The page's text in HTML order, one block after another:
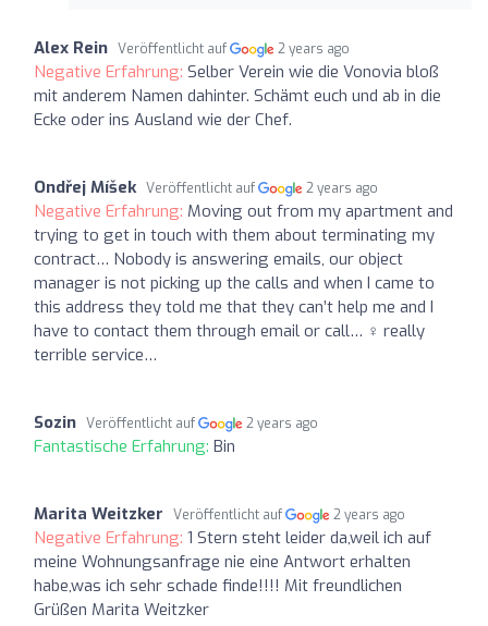
Alex Rein Veröffentlicht auf 2 years ago
Negative Erfahrung: Selber Verein wie die Vonovia bloß
mit anderem Namen dahinter. Schämt euch und ab in die
Ecke oder ins Ausland wie der Chef.
Ondřej Míšek Veröffentlicht auf 2 years ago
Negative Erfahrung: Moving out from my apartment and
trying to get in touch with them about terminating my
contract… Nobody is answering emails, our object
manager is not picking up the calls and when I came to
this address they told me that they can’t help me and I
have to contact them through email or call… ‍♀️ really
terrible service…
Sozin Veröffentlicht auf 2 years ago
Fantastische Erfahrung: Bin
Marita Weitzker Veröffentlicht auf 2 years ago
Negative Erfahrung: 1 Stern steht leider da,weil ich auf
meine Wohnungsanfrage nie eine Antwort erhalten
habe,was ich sehr schade finde!!!! Mit freundlichen
Grüßen Marita Weitzker